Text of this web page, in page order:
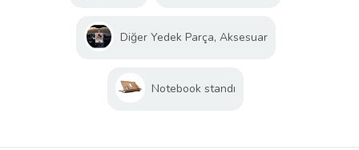
Diğer Yedek Parça, Aksesuar
Notebook standı